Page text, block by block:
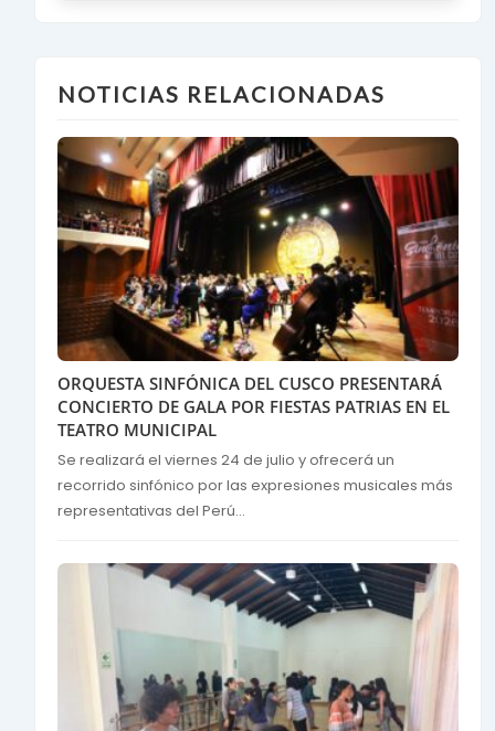
NOTICIAS RELACIONADAS
ORQUESTA SINFÓNICA DEL CUSCO PRESENTARÁ
CONCIERTO DE GALA POR FIESTAS PATRIAS EN EL
TEATRO MUNICIPAL
Se realizará el viernes 24 de julio y ofrecerá un
recorrido sinfónico por las expresiones musicales más
representativas del Perú...